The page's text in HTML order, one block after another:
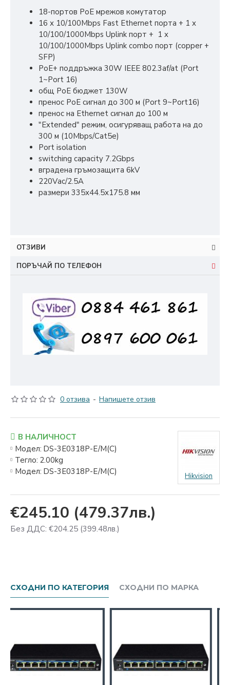
18-портов PoE мрежов комутатор
16 х 10/100Mbps Fast Ethernet порта + 1 x
10/100/1000Mbps Uplink порт + 1 x
10/100/1000Mbps Uplink combo порт (copper +
SFP)
PoE+ поддръжка 30W IEEE 802.3af/at (Port
1~Port 16)
общ PoE бюджет 130W
пренос PoE сигнал до 300 м (Port 9~Port16)
пренос на Ethernet сигнал до 100 м
"Extended" режим, осигуряващ работа на до
300 м (10Mbps/Cat5e)
Port isolation
switching capacity 7.2Gbps
вградена гръмозащита 6kV
220Vаc/2.5A
размери 335х44.5х175.8 мм
ОТЗИВИ
ПОРЪЧАЙ ПО ТЕЛЕФОН
0 отзива - Напишете отзив
€245.10 (479.37лв.)
Без ДДС: €204.25 (399.48лв.)
В НАЛИЧНОСТ
Модел: DS-3E0318P-E/M(C)
Тегло: 2.00kg
Модел: DS-3E0318P-E/M(C) Hikvision
СХОДНИ ПО КАТЕГОРИЯ СХОДНИ ПО МАРКА